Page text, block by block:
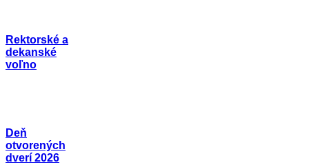
Rektorské a
dekanské
voľno
Deň
otvorených
dverí 2026